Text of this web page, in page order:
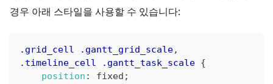
경우 아래 스타일을 사용할 수 있습니다:
.grid_cell .gantt_grid_scale,
.timeline_cell
.gantt_task_scale {
position : fixed ;